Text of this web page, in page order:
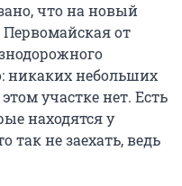
что на новый
от
никаких небольших
участке нет. Есть
находятся у
так не заехать, ведь